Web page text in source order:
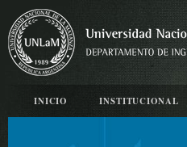
INICIO INSTITUCIONAL